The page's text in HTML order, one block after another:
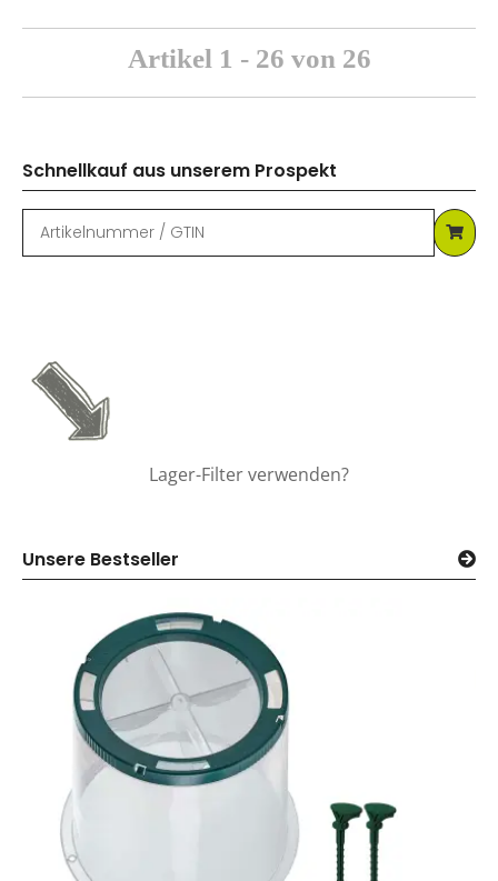
Artikel 1 - 26 von 26
Schnellkauf aus unserem Prospekt
Lager-Filter verwenden?
Unsere Bestseller